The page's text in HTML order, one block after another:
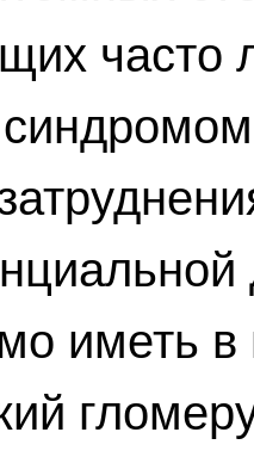
часто
иметь в